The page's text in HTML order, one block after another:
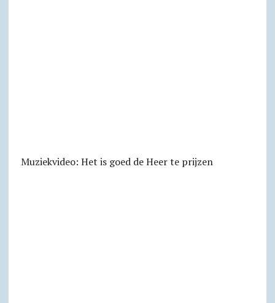
Muziekvideo: Het is goed de Heer te prijzen